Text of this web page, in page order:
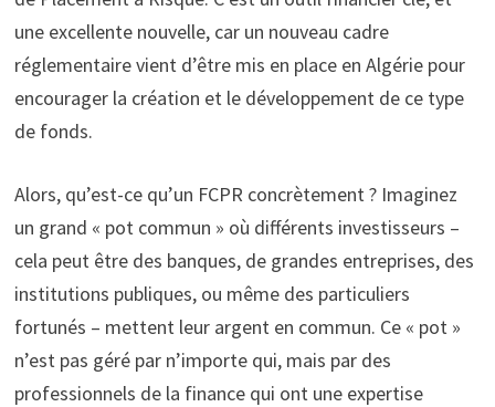
une excellente nouvelle, car un nouveau cadre
réglementaire vient d’être mis en place en Algérie pour
encourager la création et le développement de ce type
de fonds.
Alors, qu’est-ce qu’un FCPR concrètement ? Imaginez
un grand « pot commun » où différents investisseurs –
cela peut être des banques, de grandes entreprises, des
institutions publiques, ou même des particuliers
fortunés – mettent leur argent en commun. Ce « pot »
n’est pas géré par n’importe qui, mais par des
professionnels de la finance qui ont une expertise